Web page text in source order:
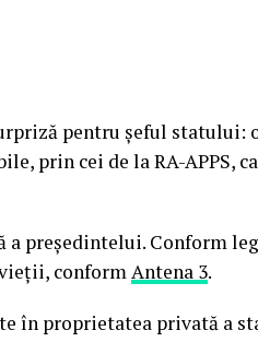
pentru şeful statului:
prin cei de la RA-APPS,
a preşedintelui. Conform
vieţii, conformAntena 3.
în proprietatea privată a